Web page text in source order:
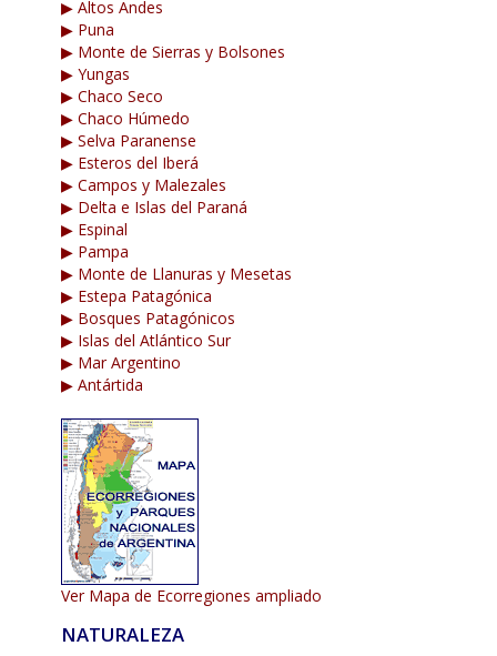
▶ Altos Andes
▶ Puna
▶ Monte de Sierras y Bolsones
▶ Yungas
▶ Chaco Seco
▶ Chaco Húmedo
▶ Selva Paranense
▶ Esteros del Iberá
▶ Campos y Malezales
▶ Delta e Islas del Paraná
▶ Espinal
▶ Pampa
▶ Monte de Llanuras y Mesetas
▶ Estepa Patagónica
▶ Bosques Patagónicos
▶ Islas del Atlántico Sur
▶ Mar Argentino
▶ Antártida
Ver Mapa de Ecorregiones ampliado
NATURALEZA